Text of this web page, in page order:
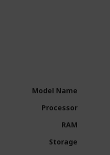
Model Name
Processor
RAM
Storage